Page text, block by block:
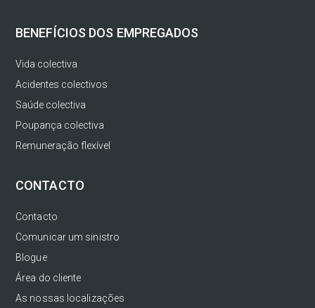
BENEFÍCIOS DOS EMPREGADOS
Vida colectiva
Acidentes colectivos
Saúde colectiva
Poupança colectiva
Remuneração flexível
CONTACTO
Contacto
Comunicar um sinistro
Blogue
Área do cliente
As nossas localizações